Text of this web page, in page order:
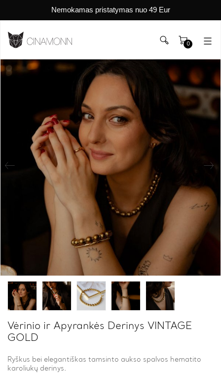
Nemokamas pristatymas nuo 49 Eur
0
Vėrinio ir Apyrankės Derinys VINTAGE
GOLD
Ryškus bei elegantiškas tamsinto aukso spalvos hematito
karoliukų derinys.